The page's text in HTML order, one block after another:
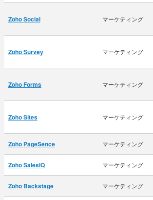
Zoho Social マーケティング
Zoho Survey マーケティング
Zoho Forms マーケティング
Zoho Sites マーケティング
Zoho PageSence マーケティング
Zoho SalesIQ マーケティング
Zoho Backstage マーケティング